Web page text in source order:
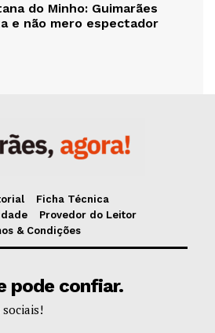
do Minho: Guimarães
e não mero espectador
Ficha Técnica
Provedor do Leitor
& Condições
pode confiar.
sociais!